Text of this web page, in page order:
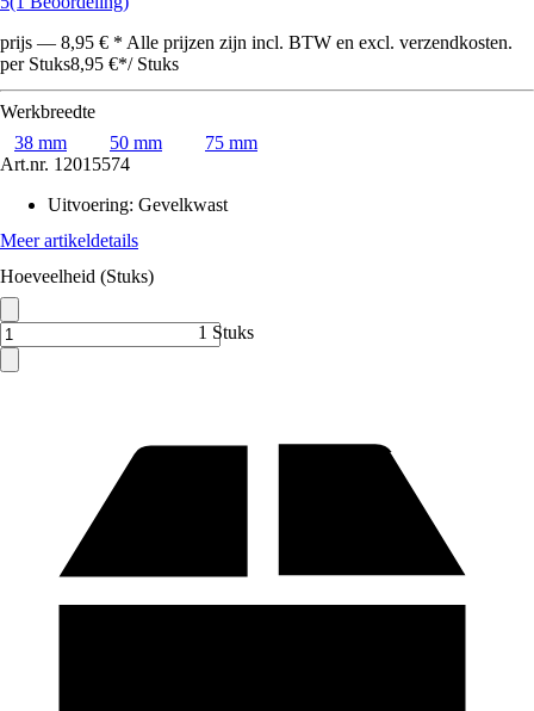
prijs — 8,95 € * Alle prijzen zijn incl. BTW en excl. verzendkosten.
per Stuks8,95 €*/ Stuks
Werkbreedte
38 mm
50 mm
75 mm
Art.nr. 12015574
Uitvoering: Gevelkwast
Meer artikeldetails
Hoeveelheid (Stuks)
1 Stuks